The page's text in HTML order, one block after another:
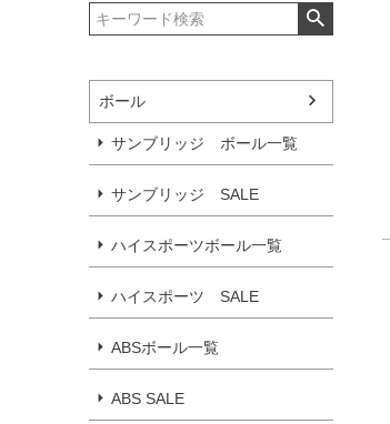
ボール
サンブリッジ ボール一覧
サンブリッジ SALE
ハイスポーツボール一覧
ハイスポーツ SALE
ABSボール一覧
ABS SALE